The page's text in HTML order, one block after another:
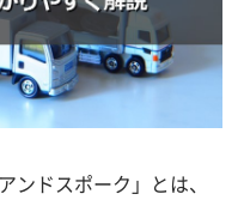
ドスポーク」とは、